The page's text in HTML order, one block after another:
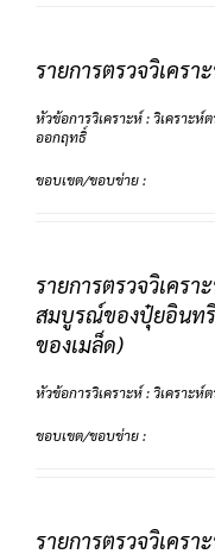
รายการตรวจวิเคร
หัวข้อการวิเคราะห์ : วิเคราะ
ออกฤทธิ์
ขอบเขต/ขอบข่าย :
รายการตรวจวิเคร
สมบูรณ์ของปุ๋ยอินท
ของเมล็ด)
หัวข้อการวิเคราะห์ : วิเคราะห์
ขอบเขต/ขอบข่าย :
รายการตรวจวิเคร